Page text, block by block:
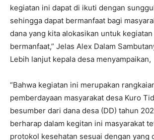
kegiatan ini dapat di ikuti dengan
sehingga dapat bermanfaat bagi
dana yang kita alokasikan untuk
bermanfaat,” Jelas Alex Dalam
Lebih lanjut kepala desa menyampaikan,
“Bahwa kegiatan ini merupakan
pemberdayaan masyarakat desa Kuro
besumber dari dana desa (DD) tahun
berharap dalam kegitan ini masyarakat
protokol kesehatan sesuai dengan yang